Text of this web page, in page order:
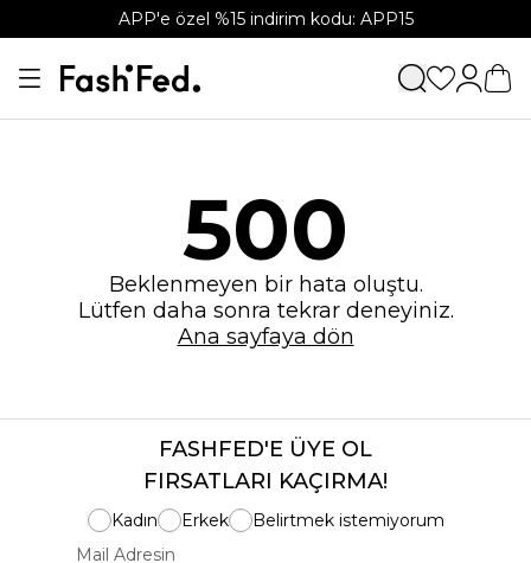
APP'e özel %15 indirim kodu: APP15
500
Beklenmeyen bir hata oluştu.
Lütfen daha sonra tekrar deneyiniz.
Ana sayfaya dön
FASHFED'E ÜYE OL
FIRSATLARI KAÇIRMA!
Kadın Erkek
Belirtmek istemiyorum
Mail Adresin